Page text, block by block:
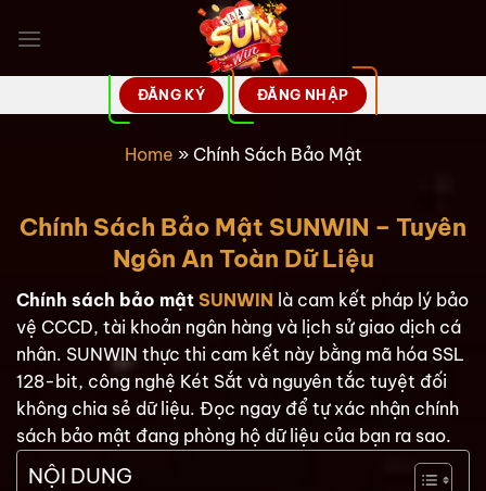
qua
ĐĂNG KÝ ĐĂNG NHẬP
Home » Chính Sách Bảo Mật
Chính Sách Bảo Mật SUNWIN – Tuyên
Ngôn An Toàn Dữ Liệu
Chính sách bảo mật SUNWIN là cam kết pháp lý bảo
vệ CCCD, tài khoản ngân hàng và lịch sử giao dịch cá
nhân. SUNWIN thực thi cam kết này bằng mã hóa SSL
128-bit, công nghệ Két Sắt và nguyên tắc tuyệt đối
không chia sẻ dữ liệu. Đọc ngay để tự xác nhận chính
sách bảo mật đang phòng hộ dữ liệu của bạn ra sao.
NỘI DUNG